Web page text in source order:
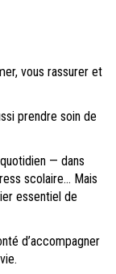
vous rassurer et
prendre soin de
— dans
scolaire… Mais
essentiel de
d’accompagner